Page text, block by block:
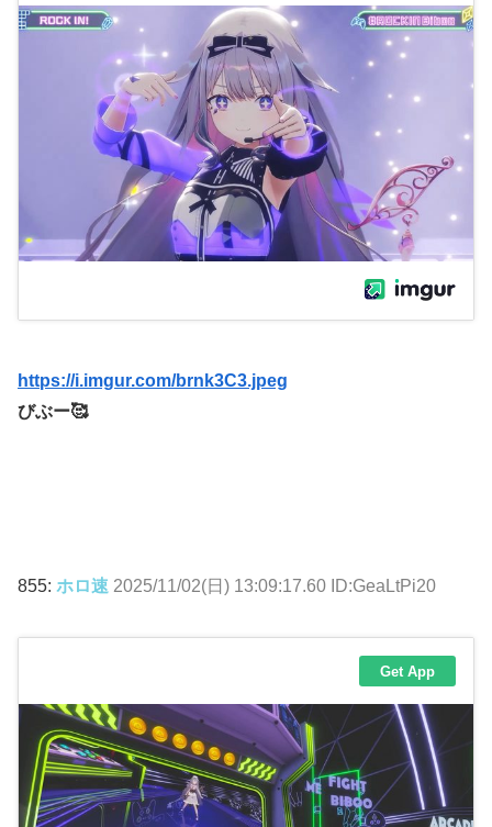
https://i.imgur.com/brnk3C3.jpeg
びぶー🥰
855: ホロ速 2025/11/02(日) 13:09:17.60 ID:GeaLtPi20